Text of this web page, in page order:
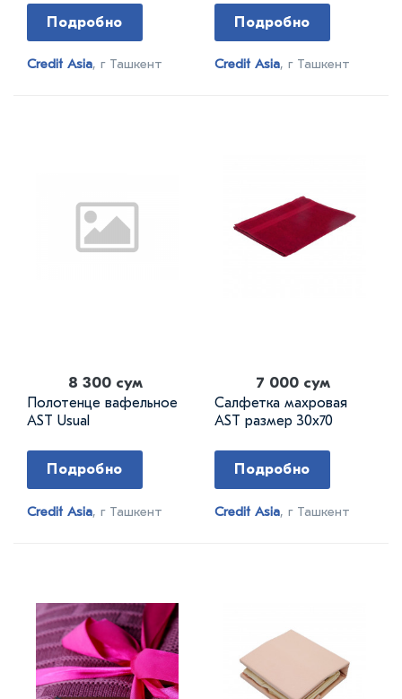
Подробно
Credit Asia, г Ташкент
Подробно
Credit Asia, г Ташкент
8 300 сум
Полотенце вафельное
AST Usual
Подробно
Credit Asia, г Ташкент
7 000 сум
Салфетка махровая
AST размер 30х70
Подробно
Credit Asia, г Ташкент